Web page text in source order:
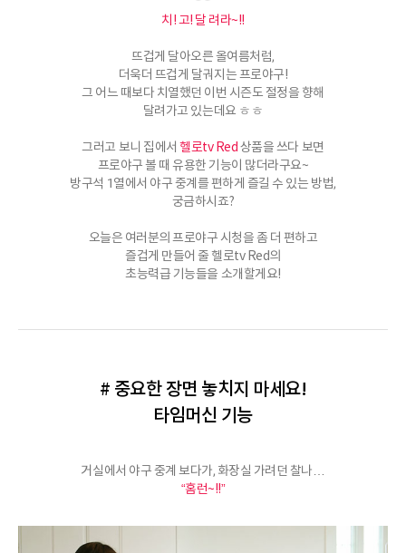
치! 고! 달 려라~!!
뜨겁게 달아오른 올여름처럼,
더욱더 뜨겁게 달궈지는 프로야구!
그 어느 때보다 치열했던 이번 시즌도 절정을 향해
달려가고 있는데요 ㅎㅎ
그러고 보니 집에서헬로tv Red 상품을 쓰다 보면
프로야구 볼 때 유용한 기능이 많더라구요~
방구석 1열에서 야구 중계를 편하게 즐길 수 있는 방법,
궁금하시죠?
오늘은 여러분의 프로야구 시청을 좀 더 편하고
즐겁게 만들어 줄 헬로tv Red의
초능력급 기능들을 소개할게요!
# 중요한 장면 놓치지 마세요!
타임머신 기능
거실에서 야구 중계 보다가, 화장실 가려던 찰나…
“홈런~!!”